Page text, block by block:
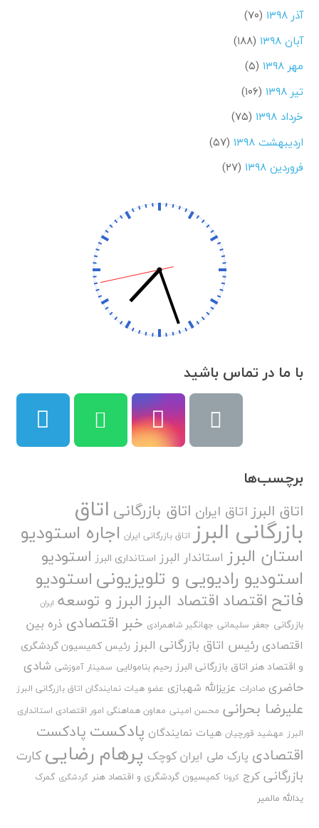
آذر ۱۳۹۸
(۷۰)
آبان ۱۳۹۸
(۱۸۸)
مهر ۱۳۹۸
(۵)
تیر ۱۳۹۸
(۱۰۶)
خرداد ۱۳۹۸
(۷۵)
اردیبهشت ۱۳۹۸
(۵۷)
فروردین ۱۳۹۸
(۲۷)
با ما در تماس باشید
برچسب‌ها
اتاق البرزاتاق ایران اتاق بازرگانی اتاق
بازرگانی البرز اتاق بازرگانی ایران اجاره استودیو
استان البرز استاندار البرز استانداری البرز استودیو
استودیو رادیویی و تلویزیونیاستودیو
فاتح اقتصاد اقتصاد البرزالبرز و توسعه ایران
بازرگانی جعفر سلیمانی جهانگیر شاهمرادی خبر اقتصادی ذره بین
اقتصادی رئیس اتاق بازرگانی البرز رئیس کمیسیون گردشگری
و اقتصاد هنر اتاق بازرگانی البرز رحیم بنامولایی سمینار آموزشی شادی
حاضری صادرات عزیزالله شهبازی عضو هیات نمایندگان اتاق بازرگانی البرز
علیرضا بحرانی محسن امینی معاون هماهنگی امور اقتصادی استانداری
البرز مهشید قورچیان هیات نمایندگان پادکست پادکست
اقتصادی پارک ملی ایران کوچک پرهام رضایی کارت
بازرگانی کرج کرونا کمیسیون گردشگری و اقتصاد هنر گردشگری گمرک
یدالله مالمیر